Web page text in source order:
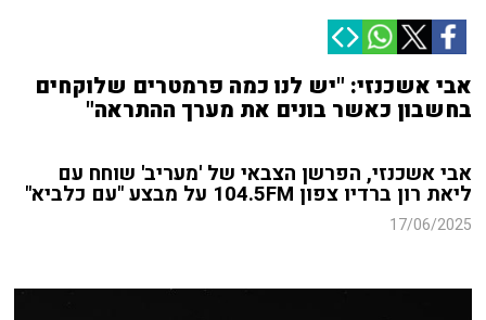
אבי אשכנזי: "יש לנו כמה פרמטרים שלוקחים
בחשבון כאשר בונים את מערך ההתראה"
אבי אשכנזי, הפרשן הצבאי של 'מעריב' שוחח עם
ליאת רון ברדיו צפון 104.5FM על מבצע "עם כלביא"
17/06/2025